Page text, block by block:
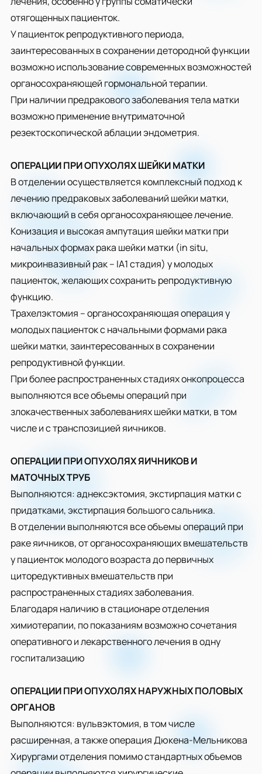
отягощенных пациенток.
У пациенток репродуктивного периода,
заинтересованных в сохранении детородной функции
возможно использование современных возможностей
органосохраняющей гормональной терапии.
При наличии предракового заболевания тела матки
возможно применение внутриматочной
резектоскопической аблации эндометрия.
ОПЕРАЦИИ ПРИ ОПУХОЛЯХ ШЕЙКИ МАТКИ
В отделении осуществляется комплексный подход к
лечению предраковых заболеваний шейки матки,
включающий в себя органосохраняющее лечение.
Конизация и высокая ампутация шейки матки при
начальных формах рака шейки матки (in situ,
микроинвазивный рак – IA1 стадия) у молодых
пациенток, желающих сохранить репродуктивную
функцию.
Трахелэктомия – органосохраняющая операция у
молодых пациенток с начальными формами рака
шейки матки, заинтересованных в сохранении
репродуктивной функции.
При более распространенных стадиях онкопроцесса
выполняются все объемы операций при
злокачественных заболеваниях шейки матки, в том
числе и с транспозицией яичников.
ОПЕРАЦИИ ПРИ ОПУХОЛЯХ ЯИЧНИКОВ И
МАТОЧНЫХ ТРУБ
Выполняются: аднексэктомия, экстирпация матки с
придатками, экстирпация большого сальника.
В отделении выполняются все объемы операций при
раке яичников, от органосохраняющих вмешательств
у пациенток молодого возраста до первичных
циторедуктивных вмешательств при
распространенных стадиях заболевания.
Благодаря наличию в стационаре отделения
химиотерапии, по показаниям возможно сочетания
оперативного и лекарственного лечения в одну
госпитализацию
ОПЕРАЦИИ ПРИ ОПУХОЛЯХ НАРУЖНЫХ ПОЛОВЫХ
ОРГАНОВ
Выполняются: вульвэктомия, в том числе
расширенная, а также операция Дюкена-Мельникова
Хирургами отделения помимо стандартных объемов